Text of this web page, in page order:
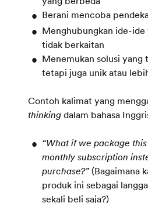
Berani mencoba
Menghubungkan ide-
tidak berkaitan
Menemukan solusi yang
tetapi juga unik atau
Contoh kalimat yang
thinkingdalam bahasa
“What if we package
monthly subscription
purchase?”(Bagaimana
produk ini sebagai
sekali beli saja?)